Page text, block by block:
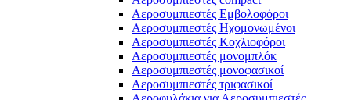
Αεροσυμπιεστές Εμβολοφόροι
Αεροσυμπιεστές Ηχομονωμένοι
Αεροσυμπιεστές Κοχλιοφόροι
Αεροσυμπιεστές μονομπλόκ
Αεροσυμπιεστές μονοφασικοί
Αεροσυμπιεστές τριφασικοί